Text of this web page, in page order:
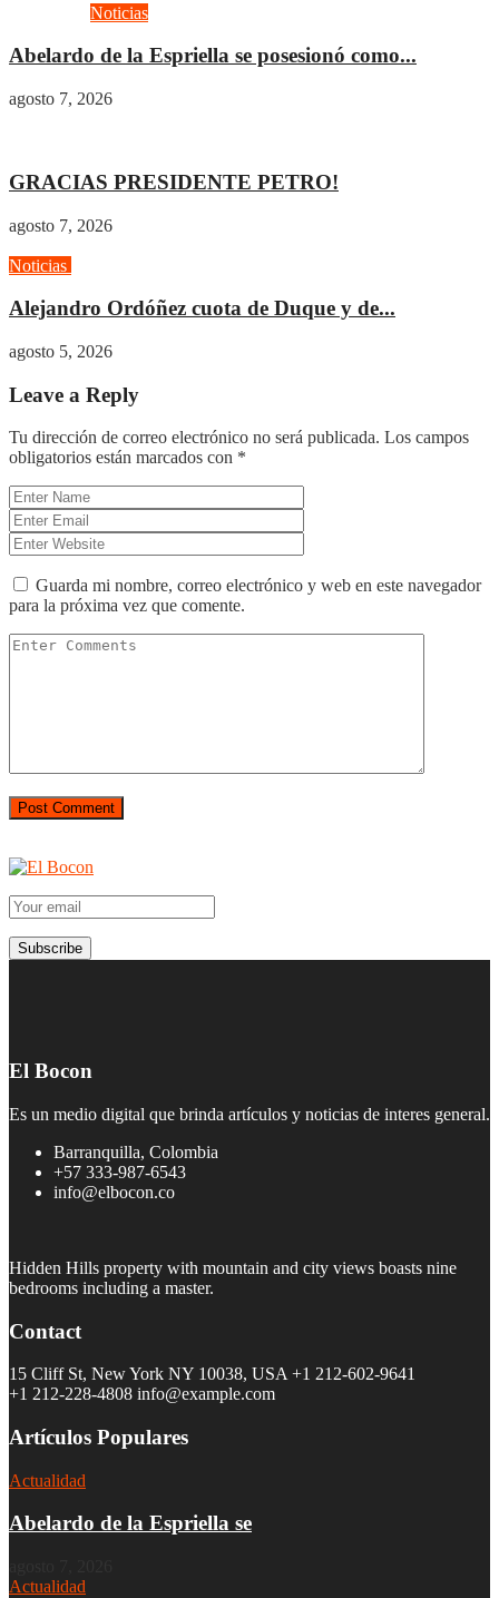
Noticias
Abelardo de la Espriella se posesionó como...
agosto 7, 2026
GRACIAS PRESIDENTE PETRO!
agosto 7, 2026
Noticias
Alejandro Ordóñez cuota de Duque y de...
agosto 5, 2026
Leave a Reply
Tu dirección de correo electrónico no será publicada. Los campos
obligatorios están marcados con *
Guarda mi nombre, correo electrónico y web en este navegador
para la próxima vez que comente.
El Bocon
Es un medio digital que brinda artículos y noticias de interes general.
Barranquilla, Colombia
+57 333-987-6543
info@elbocon.co
Hidden Hills property with mountain and city views boasts nine
bedrooms including a master.
Contact
15 Cliff St, New York NY 10038, USA +1 212-602-9641
+1 212-228-4808 info@example.com
Artículos Populares
Actualidad
Abelardo de la Espriella se
Actualidad